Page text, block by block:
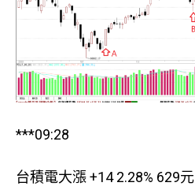
***09:28
台積電大漲 +14 2.28% 629元